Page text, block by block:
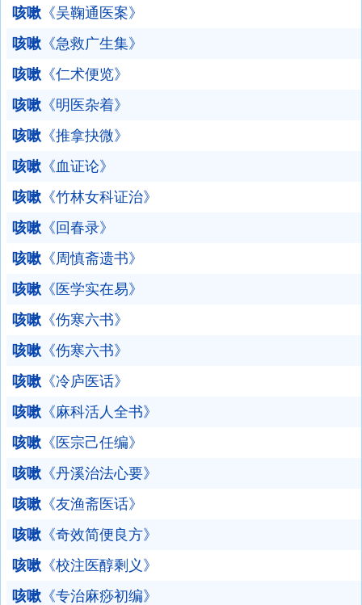
咳嗽 《吴鞠通医案》
咳嗽 《急救广生集》
咳嗽 《仁术便览》
咳嗽 《明医杂着》
咳嗽 《推拿抉微》
咳嗽 《血证论》
咳嗽 《竹林女科证治》
咳嗽 《回春录》
咳嗽 《周慎斋遗书》
咳嗽 《医学实在易》
咳嗽 《伤寒六书》
咳嗽 《伤寒六书》
咳嗽 《冷庐医话》
咳嗽 《麻科活人全书》
咳嗽 《医宗己任编》
咳嗽 《丹溪治法心要》
咳嗽 《友渔斋医话》
咳嗽 《奇效简便良方》
咳嗽 《校注医醇剩义》
咳嗽 《专治麻痧初编》